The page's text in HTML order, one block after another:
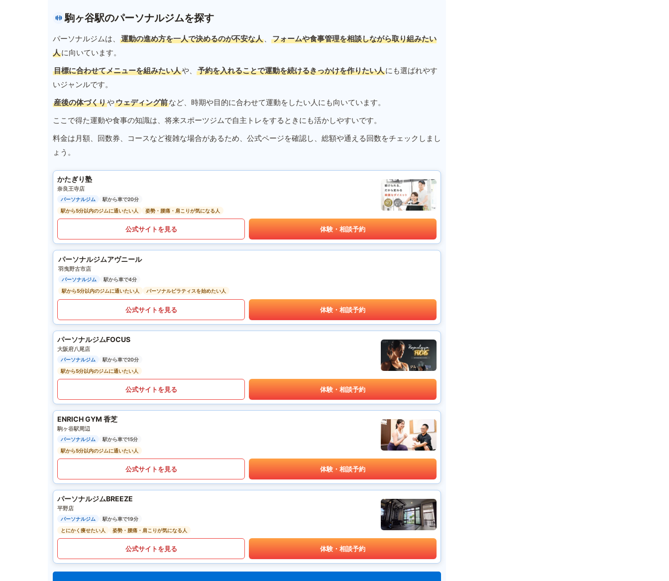
駒ヶ谷駅のパーソナルジムを探す
パーソナルジムは、 運動の進め方を一人で決めるのが不安な人 、
フォームや食事管理を相談しながら取り組みたい
人に向いています。
目標に合わせてメニューを組みたい人や、 予約を入れることで運動を続けるきっかけを作りたい人にも選ばれやす
いジャンルです。
産後の体づくりやウェディング前など、時期や目的に合わせて運動をしたい人にも向いています。
ここで得た運動や食事の知識は、将来スポーツジムで自主トレをするときにも活かしやすいです。
料金は月額、回数券、コースなど複雑な場合があるため、公式ページを確認し、総額や通える回数をチェックしまし
ょう。
かたぎり塾
奈良王寺店
パーソナルジム
駅から車で20分
駅から5分以内のジムに通いたい人
姿勢・腰痛・肩こりが気になる人
公式サイトを見る 体験・相談予約
パーソナルジムアヴニール
羽曳野古市店
パーソナルジム
駅から車で4分
駅から5分以内のジムに通いたい人
パーソナルピラティスを始めたい人
公式サイトを見る 体験・相談予約
パーソナルジムFOCUS
大阪府八尾店
パーソナルジム
駅から車で20分
駅から5分以内のジムに通いたい人
公式サイトを見る 体験・相談予約
ENRICH GYM 香芝
駒ヶ谷駅周辺
パーソナルジム
駅から車で15分
駅から5分以内のジムに通いたい人
公式サイトを見る 体験・相談予約
パーソナルジムBREEZE
平野店
パーソナルジム
駅から車で19分
とにかく痩せたい人
姿勢・腰痛・肩こりが気になる人
公式サイトを見る 体験・相談予約